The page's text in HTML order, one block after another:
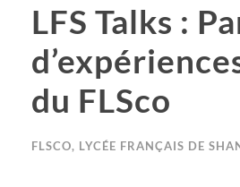
LFS Talks :
du FLSco
FLSCO, LYCÉE FRANÇAIS DE